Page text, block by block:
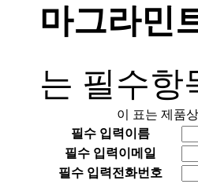
마그라민
는 필수항
이 표는 제품
필수 입력이름
필수 입력이메일
필수 입력전화번호